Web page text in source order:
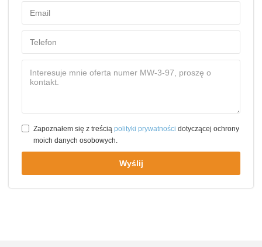
Zapoznałem się z treścią polityki prywatności dotyczącej ochrony
moich danych osobowych.
Wyślij